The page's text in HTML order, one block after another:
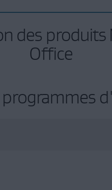
des produits
Office
programmes